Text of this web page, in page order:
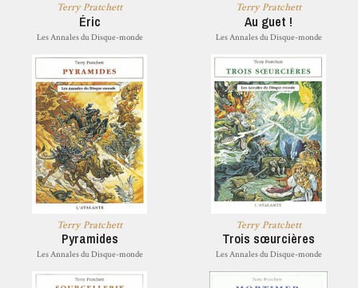
Terry Pratchett
Éric
Les Annales du Disque-monde
Terry Pratchett
Au guet !
Les Annales du Disque-monde
Terry Pratchett
Pyramides
Les Annales du Disque-monde
Terry Pratchett
Trois sœurcières
Les Annales du Disque-monde